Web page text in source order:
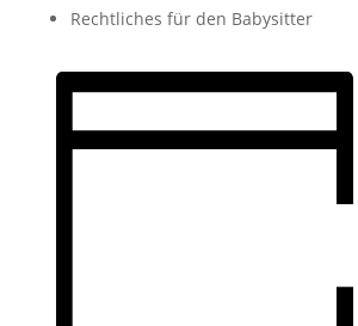
Rechtliches für den Babysitter